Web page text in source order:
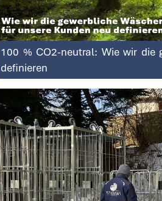
100 % CO2-neutral: Wie wir die
definieren